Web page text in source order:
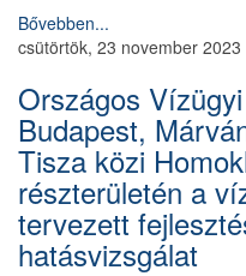
Bővebben...
csütörtök, 23 november
Országos
Budapest,
Tisza közi
részterületén a
tervezett
hatásvizsgálat